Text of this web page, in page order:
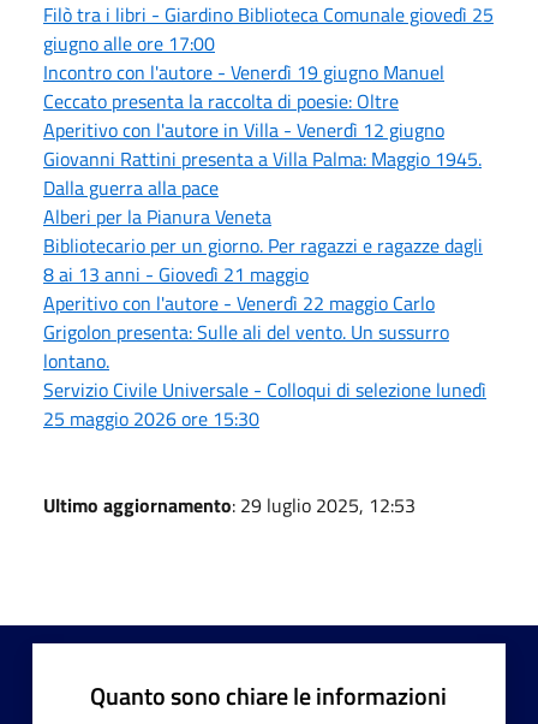
Filò tra i libri - Giardino Biblioteca Comunale giovedì 25
giugno alle ore 17:00
Incontro con l'autore - Venerdì 19 giugno Manuel
Ceccato presenta la raccolta di poesie: Oltre
Aperitivo con l'autore in Villa - Venerdì 12 giugno
Giovanni Rattini presenta a Villa Palma: Maggio 1945.
Dalla guerra alla pace
Alberi per la Pianura Veneta
Bibliotecario per un giorno. Per ragazzi e ragazze dagli
8 ai 13 anni - Giovedì 21 maggio
Aperitivo con l'autore - Venerdì 22 maggio Carlo
Grigolon presenta: Sulle ali del vento. Un sussurro
lontano.
Servizio Civile Universale - Colloqui di selezione lunedì
25 maggio 2026 ore 15:30
Ultimo aggiornamento: 29 luglio 2025, 12:53
Quanto sono chiare le informazioni